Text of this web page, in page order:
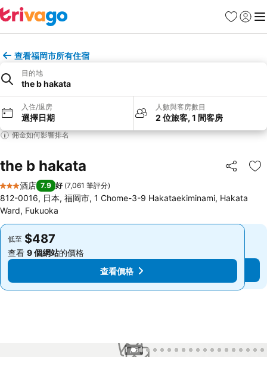
收藏夾
登入 選
查看福岡市所有住宿
目的地
the b hakata
入住/退房
選擇日期
人數與客房數目
2 位旅客, 1 間客房
佣金如何影響排名
the b hakata 分享
放
3 星級
酒店 7.9 好 (7,061 筆評分)
812-0016, 日本, 福岡市, 1 Chome-3-9 Hakataekiminami, Hakata
Ward, Fukuoka
低至 $487
查看 9 個網站的價格
查看價格
低至 $487
查看 9 個網站的價格
查看價格
1 / 64